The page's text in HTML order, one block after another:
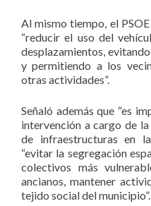
Al mismo tiempo, el
“reducir el uso del
desplazamientos,
y permitiendo a los
otras actividades”.
Señaló además que “es
intervención a cargo de
de infraestructuras en
“evitar la segregación
colectivos más
ancianos, mantener
tejido social del municipio”.